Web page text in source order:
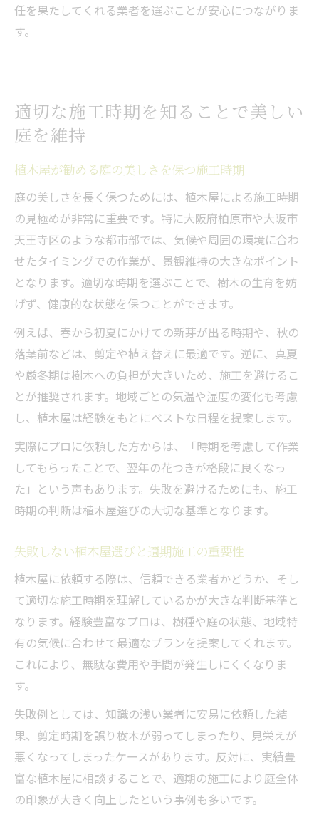
任を果たしてくれる業者を選ぶことが安心につながりま
す。
適切な施工時期を知ることで美しい
庭を維持
植木屋が勧める庭の美しさを保つ施工時期
庭の美しさを長く保つためには、植木屋による施工時期
の見極めが非常に重要です。特に大阪府柏原市や大阪市
天王寺区のような都市部では、気候や周囲の環境に合わ
せたタイミングでの作業が、景観維持の大きなポイント
となります。適切な時期を選ぶことで、樹木の生育を妨
げず、健康的な状態を保つことができます。
例えば、春から初夏にかけての新芽が出る時期や、秋の
落葉前などは、剪定や植え替えに最適です。逆に、真夏
や厳冬期は樹木への負担が大きいため、施工を避けるこ
とが推奨されます。地域ごとの気温や湿度の変化も考慮
し、植木屋は経験をもとにベストな日程を提案します。
実際にプロに依頼した方からは、「時期を考慮して作業
してもらったことで、翌年の花つきが格段に良くなっ
た」という声もあります。失敗を避けるためにも、施工
時期の判断は植木屋選びの大切な基準となります。
失敗しない植木屋選びと適期施工の重要性
植木屋に依頼する際は、信頼できる業者かどうか、そし
て適切な施工時期を理解しているかが大きな判断基準と
なります。経験豊富なプロは、樹種や庭の状態、地域特
有の気候に合わせて最適なプランを提案してくれます。
これにより、無駄な費用や手間が発生しにくくなりま
す。
失敗例としては、知識の浅い業者に安易に依頼した結
果、剪定時期を誤り樹木が弱ってしまったり、見栄えが
悪くなってしまったケースがあります。反対に、実績豊
富な植木屋に相談することで、適期の施工により庭全体
の印象が大きく向上したという事例も多いです。